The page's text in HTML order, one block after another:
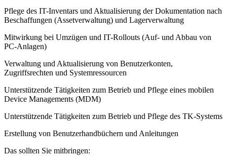
Pflege des IT-Inventars und Aktualisierung der Dokumentation nach
Beschaffungen (Assetverwaltung) und Lagerverwaltung
Mitwirkung bei Umzügen und IT-Rollouts (Auf- und Abbau von
PC-Anlagen)
Verwaltung und Aktualisierung von Benutzerkonten,
Zugriffsrechten und Systemressourcen
Unterstützende Tätigkeiten zum Betrieb und Pflege eines mobilen
Device Managements (MDM)
Unterstützende Tätigkeiten zum Betrieb und Pflege des TK-Systems
Erstellung von Benutzerhandbüchern und Anleitungen
Das sollten Sie mitbringen: